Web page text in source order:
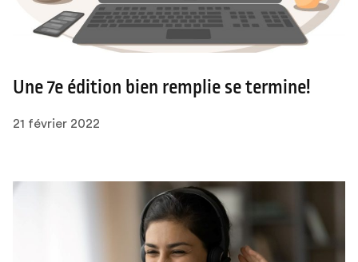
Une 7e édition bien remplie se termine!
21 février 2022